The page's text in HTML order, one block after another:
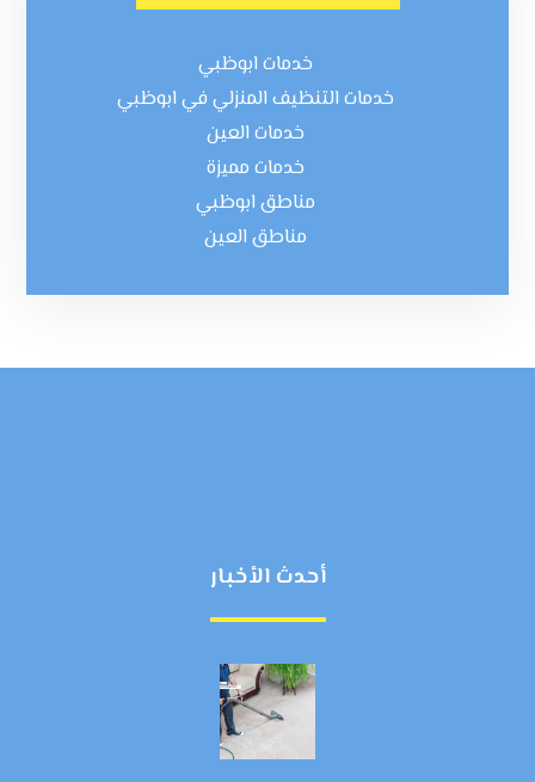
خدمات ابوظبي
خدمات التنظيف المنزلي في ابوظبي
خدمات العين
خدمات مميزة
مناطق ابوظبي
مناطق العين
أحدث الأخبار